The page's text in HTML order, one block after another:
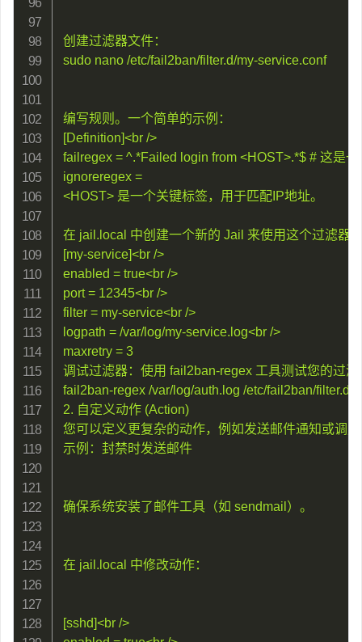
创建过滤器文件：
sudo nano /etc/fail2ban/filter.d/my-service.conf
编写规则。一个简单的示例：
[Definition]<br />
failregex = ^.*Failed login from <HOST>.*$ # 这是
ignoreregex =
<HOST> 是一个关键标签，用于匹配IP地址。
在 jail.local 中创建一个新的 Jail 来使用这个过滤器
[my-service]<br />
enabled = true<br />
port = 12345<br />
filter = my-service<br />
logpath = /var/log/my-service.log<br />
maxretry = 3
调试过滤器：使用 fail2ban-regex 工具测试您的过
fail2ban-regex /var/log/auth.log /etc/fail2ban/filter.d/
2. 自定义动作 (Action)
您可以定义更复杂的动作，例如发送邮件通知或调
示例：封禁时发送邮件
确保系统安装了邮件工具（如 sendmail）。
在 jail.local 中修改动作：
[sshd]<br />